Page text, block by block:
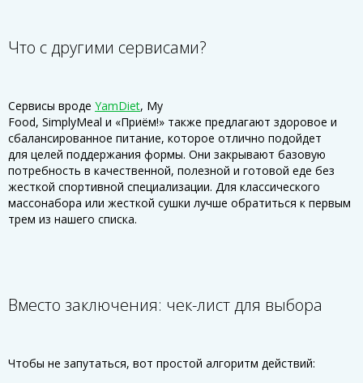
Что с другими сервисами?
Сервисы вроде YamDiet, My
Food, SimplyMeal и «Приём!» также предлагают здоровое и
сбалансированное питание, которое отлично подойдет
для целей поддержания формы. Они закрывают базовую
потребность в качественной, полезной и готовой еде без
жесткой спортивной специализации. Для классического
массонабора или жесткой сушки лучше обратиться к первым
трем из нашего списка.
Вместо заключения: чек-лист для выбора
Чтобы не запутаться, вот простой алгоритм действий: